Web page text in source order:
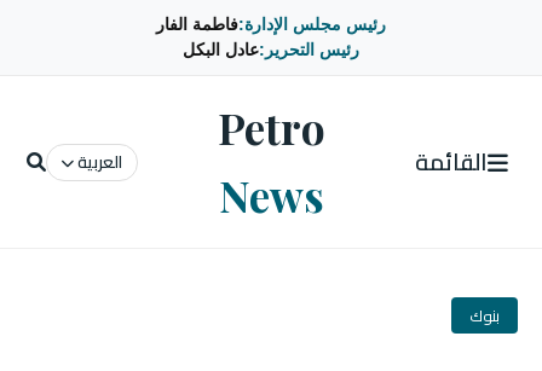
رئيس مجلس الإدارة:فاطمة الفار
رئيس التحرير:عادل البكل
القائمة
Petro
News
العربية
بنوك